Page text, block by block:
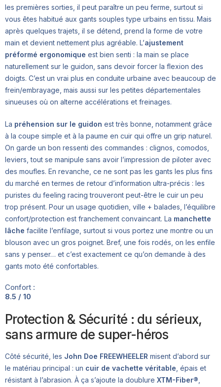
les premières sorties, il peut paraître un peu ferme, surtout si
vous êtes habitué aux gants souples type urbains en tissu. Mais
après quelques trajets, il se détend, prend la forme de votre
main et devient nettement plus agréable. L’ajustement
préformé ergonomique est bien senti : la main se place
naturellement sur le guidon, sans devoir forcer la flexion des
doigts. C’est un vrai plus en conduite urbaine avec beaucoup de
frein/embrayage, mais aussi sur les petites départementales
sinueuses où on alterne accélérations et freinages.
La préhension sur le guidon est très bonne, notamment grâce
à la coupe simple et à la paume en cuir qui offre un grip naturel.
On garde un bon ressenti des commandes : clignos, comodos,
leviers, tout se manipule sans avoir l’impression de piloter avec
des moufles. En revanche, ce ne sont pas les gants les plus fins
du marché en termes de retour d’information ultra-précis : les
puristes du feeling racing trouveront peut-être le cuir un peu
trop présent. Pour un usage quotidien, ville + balades, l’équilibre
confort/protection est franchement convaincant. La manchette
lâche facilite l’enfilage, surtout si vous portez une montre ou un
blouson avec un gros poignet. Bref, une fois rodés, on les enfile
sans y penser… et c’est exactement ce qu’on demande à des
gants moto été confortables.
Confort :
8.5 / 10
Protection & Sécurité : du sérieux,
sans armure de super-héros
Côté sécurité, les John Doe FREEWHEELER misent d’abord sur
le matériau principal : un cuir de vachette véritable, épais et
résistant à l’abrasion. À ça s’ajoute la doublure XTM-Fiber®,